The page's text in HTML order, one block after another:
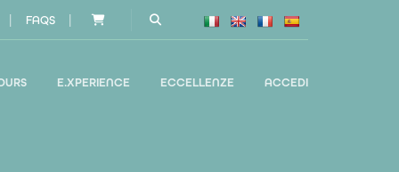
FAQS
E.XPERIENCE ECCELLENZE ACCEDI